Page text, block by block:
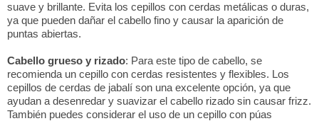
suave y brillante. Evita los cepillos con cerdas metálicas o duras,
ya que pueden dañar el cabello fino y causar la aparición de
puntas abiertas.
Cabello grueso y rizado: Para este tipo de cabello, se
recomienda un cepillo con cerdas resistentes y flexibles. Los
cepillos de cerdas de jabalí son una excelente opción, ya que
ayudan a desenredar y suavizar el cabello rizado sin causar frizz.
También puedes considerar el uso de un cepillo con púas